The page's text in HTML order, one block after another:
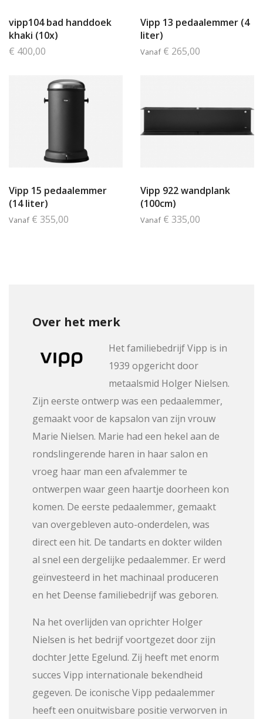
vipp104 bad handdoek
khaki (10x)
€ 400,00
Vipp 13 pedaalemmer (4
liter)
Vanaf € 265,00
Vipp 15 pedaalemmer
(14 liter)
Vanaf € 355,00
Vipp 922 wandplank
(100cm)
Vanaf € 335,00
Over het merk
Het familiebedrijf Vipp is in
1939 opgericht door
metaalsmid Holger Nielsen.
Zijn eerste ontwerp was een pedaalemmer,
gemaakt voor de kapsalon van zijn vrouw
Marie Nielsen. Marie had een hekel aan de
rondslingerende haren in haar salon en
vroeg haar man een afvalemmer te
ontwerpen waar geen haartje doorheen kon
komen. De eerste pedaalemmer, gemaakt
van overgebleven auto-onderdelen, was
direct een hit. De tandarts en dokter wilden
al snel een dergelijke pedaalemmer. Er werd
geïnvesteerd in het machinaal produceren
en het Deense familiebedrijf was geboren.
Na het overlijden van oprichter Holger
Nielsen is het bedrijf voortgezet door zijn
dochter Jette Egelund. Zij heeft met enorm
succes Vipp internationale bekendheid
gegeven. De iconische Vipp pedaalemmer
heeft een onuitwisbare positie verworven in